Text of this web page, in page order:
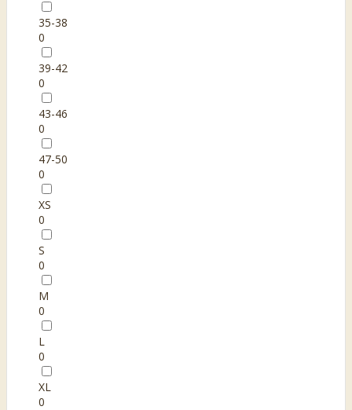
35-38
0
39-42
0
43-46
0
47-50
0
XS
0
S
0
M
0
L
0
XL
0